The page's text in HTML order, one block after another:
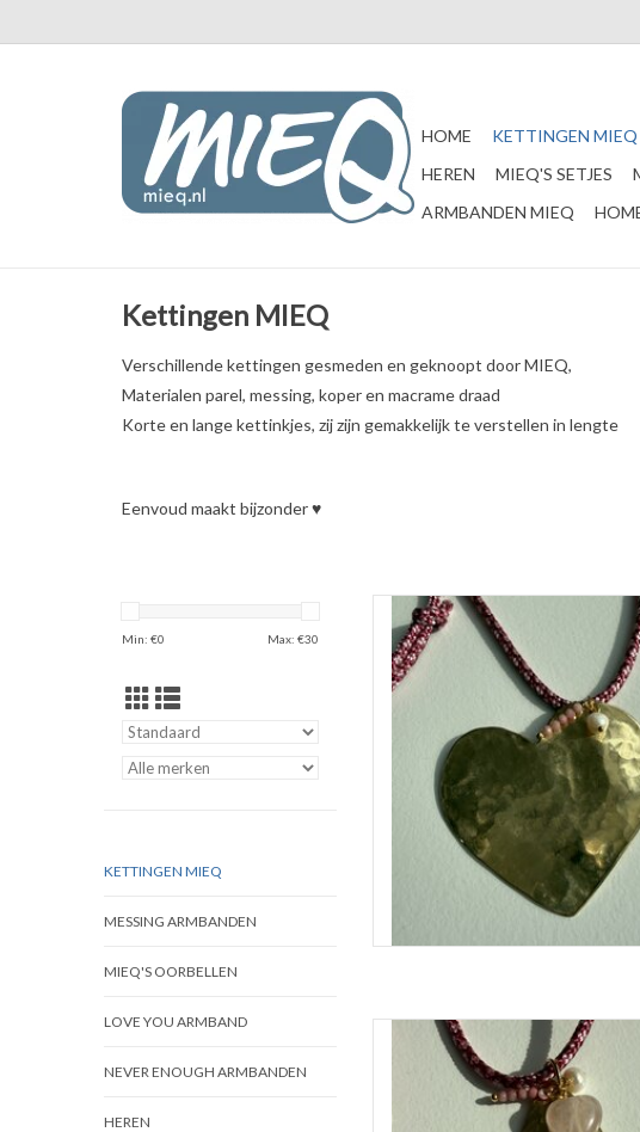
HOME KETTINGEN MIEQ
HEREN
MIEQ'S SETJES
ARMBANDEN MIEQ
Kettingen MIEQ
Verschillende kettingen gesmeden en geknoopt door MIEQ,
Materialen parel, messing, koper en macrame draad
Korte en lange kettinkjes, zij zijn gemakkelijk te verstellen in lengte
Eenvoud maakt bijzonder ♥
Min: €0 Max: €30
KETTINGEN MIEQ
MESSING ARMBANDEN
MIEQ'S OORBELLEN
LOVE YOU ARMBAND
NEVER ENOUGH ARMBANDEN
HEREN
MIEQ Ketting groot messing
TOEVOEGEN AAN
MIEQ Ketting vis aan rood/roze
TOEVOEGEN AAN